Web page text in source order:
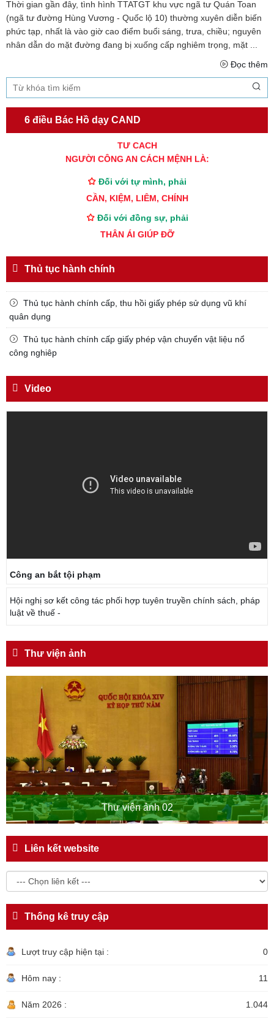
Thời gian gần đây, tình hình TTATGT khu vực ngã tư Quán Toan
(ngã tư đường Hùng Vương - Quốc lộ 10) thường xuyên diễn biến
phức tạp, nhất là vào giờ cao điểm buổi sáng, trưa, chiều; nguyên
nhân dẫn do mặt đường đang bị xuống cấp nghiêm trọng, mặt ...
Đọc thêm
6 điều Bác Hồ dạy CAND
TƯ CÁCH
NGƯỜI CÔNG AN CÁCH MỆNH LÀ:
Đối với tự mình, phải
CẦN, KIỆM, LIÊM, CHÍNH
Đối với đồng sự, phải
THÂN ÁI GIÚP ĐỠ
TUYỆT ĐỐI TRUNG THÀNH
KÍNH TRỌNG LỄ PHÉP
TẬN TỤY
CƯƠNG QUYẾT, KHÔN KHÉO
Thủ tục hành chính
Thủ tục hành chính cấp, thu hồi giấy phép sử dụng vũ khí
quân dụng
Thủ tục hành chính cấp giấy phép vận chuyển vật liệu nổ
công nghiêp
Video
Công an bắt tội phạm
Hội nghị sơ kết công tác phối hợp tuyên truyền chính sách, pháp
luật về thuế -
Thư viện ảnh
Thư viện ảnh 02
Liên kết website
Thống kê truy cập
Lượt truy cập hiện tại : 0
Hôm nay : 11
Năm 2026 : 1.044